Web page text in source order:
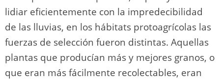
lidiar eficientemente con la impredecibilidad
de las lluvias, en los hábitats protoagrícolas las
fuerzas de selección fueron distintas. Aquellas
plantas que producían más y mejores granos, o
que eran más fácilmente recolectables, eran